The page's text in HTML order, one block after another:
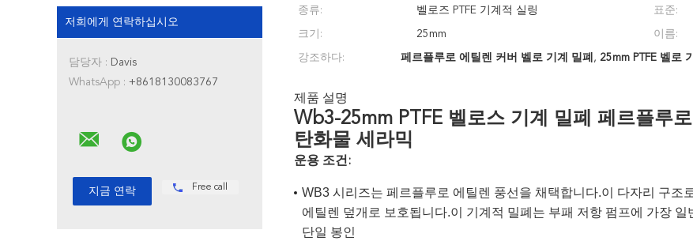
저희에게 연락하십시오
담당자 : Davis
WhatsApp : +8618130083767
Free call
종류: 벨로즈 PTFE 기계적 실링 표준:
크기: 25mm 이름:
강조하다: 페르플루로 에틸렌 커버 벨로 기계 밀폐 , 25mm PTFE 벨로
제품 설명
Wb3-25mm PTFE 벨로스 기계 밀폐 페르플루
탄화물 세라믹
운용 조건:
WB3 시리즈는 페르플루로 에틸렌 풍선을 채택합니다.이 다자리 구조
에틸렌 덮개로 보호됩니다.이 기계적 밀폐는 부패 저항 펌프에 가장
단일 봉인